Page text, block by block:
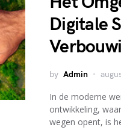
Digitale
by Admin
In de moderne
ontwikkeling,
wegen opent, is